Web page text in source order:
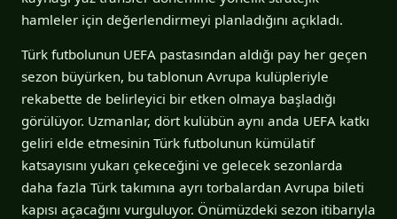
hamleler için değerlendirmeyi planladığını açıkladı.
Türk futbolunun UEFA pastasından aldığı pay her geçen
sezon büyürken, bu tablonun Avrupa kulüpleriyle
rekabette de belirleyici bir etken olmaya başladığı
görülüyor. Uzmanlar, dört kulübün aynı anda UEFA katkı
geliri elde etmesinin Türk futbolunun kümülatif
katsayısını yukarı çekeceğini ve gelecek sezonlarda
daha fazla Türk takımına ayrı torbalardan Avrupa bileti
kapısı açacağını vurguluyor. Önümüzdeki sezon itibarıyla